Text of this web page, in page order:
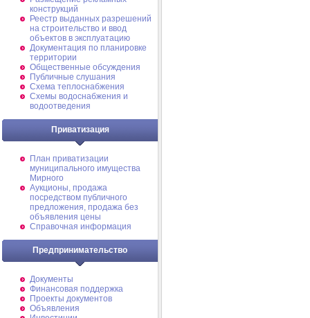
конструкций
Реестр выданных разрешений
на строительство и ввод
объектов в эксплуатацию
Документация по планировке
территории
Общественные обсуждения
Публичные слушания
Схема теплоснабжения
Схемы водоснабжения и
водоотведения
Приватизация
План приватизации
муниципального имущества
Мирного
Аукционы, продажа
посредством публичного
предложения, продажа без
объявления цены
Справочная информация
Предпринимательство
Документы
Финансовая поддержка
Проекты документов
Объявления